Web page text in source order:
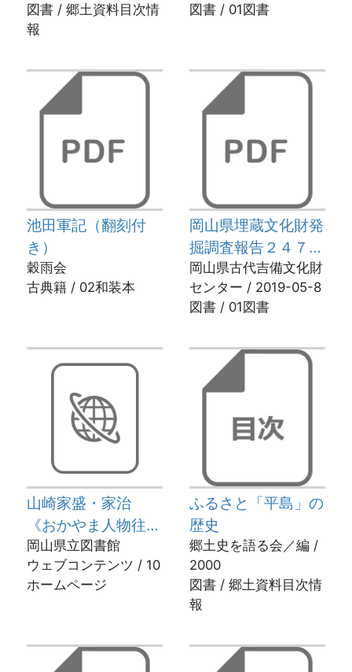
図書 / 郷土資料目次情
報
18
図書 / 01図書
池田軍記（翻刻付
き）
穀雨会
古典籍 / 02和装本
岡山県埋蔵文化財発
掘調査報告２４７－
岡山城二の丸跡
岡山県古代吉備文化財
センター / 2019-05-8
図書 / 01図書
山崎家盛・家治
《おかやま人物往
来》
岡山県立図書館
ウェブコンテンツ / 10
ホームページ
ふるさと「平島」の
歴史
郷土史を語る会／編 /
2000
図書 / 郷土資料目次情
報